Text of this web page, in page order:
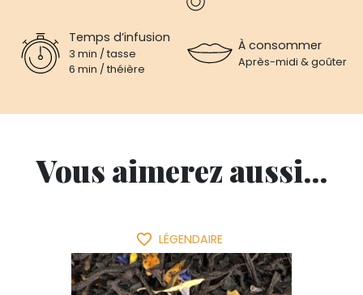
Temps d’infusion
3 min / tasse
6 min / théière
À consommer
Après-midi & goûter
Vous aimerez aussi...
favorite_border LÉGENDAIRE